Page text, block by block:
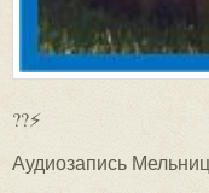
??⚡
Аудиозапись